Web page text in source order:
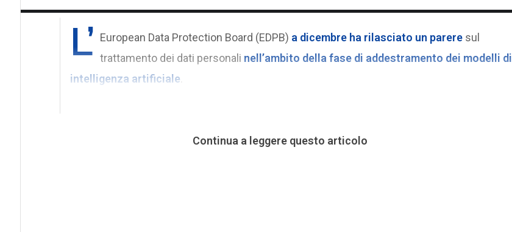
L’ European Data Protection Board (EDPB) a dicembre ha rilasciato un pareresul
trattamento dei dati personali nell’ambito della fase di addestramento dei modelli di
intelligenza artificiale
Continua a leggere questo articolo